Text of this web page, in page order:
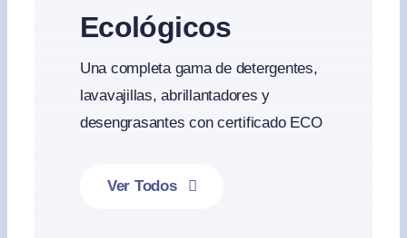
Ecológicos
Una completa gama de detergentes,
lavavajillas, abrillantadores y
desengrasantes con certificado ECO
Ver Todos